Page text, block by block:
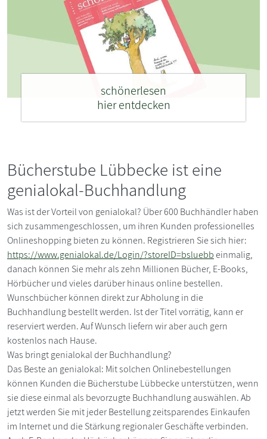
schönerlesen
hier entdecken
Bücherstube Lübbecke ist eine
genialokal-Buchhandlung
Was ist der Vorteil von genialokal? Über 600 Buchhändler haben
sich zusammengeschlossen, um ihren Kunden professionelles
Onlineshopping bieten zu können. Registrieren Sie sich hier:
https://www.genialokal.de/Login/?storeID=bsluebbeinmalig,
danach können Sie mehr als zehn Millionen Bücher, E-Books,
Hörbücher und vieles darüber hinaus online bestellen.
Wunschbücher können direkt zur Abholung in die
Buchhandlung bestellt werden. Ist der Titel vorrätig, kann er
reserviert werden. Auf Wunsch liefern wir aber auch gern
kostenlos nach Hause.
Was bringt genialokal der Buchhandlung?
Das Beste an genialokal: Mit solchen Onlinebestellungen
können Kunden die Bücherstube Lübbecke unterstützen, wenn
sie diese einmal als bevorzugte Buchhandlung auswählen. Ab
jetzt werden Sie mit jeder Bestellung zeitsparendes Einkaufen
im Internet und die Stärkung regionaler Geschäfte verbinden.